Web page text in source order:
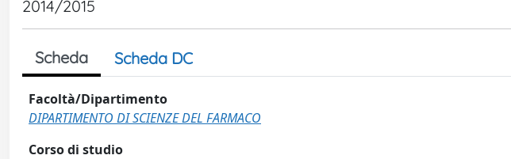
2014/2015
Scheda Scheda DC
Facoltà/Dipartimento
DIPARTIMENTO DI SCIENZE DEL FARMACO
Corso di studio